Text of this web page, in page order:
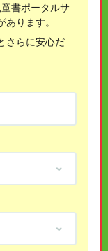
書ポータルサ
ります。
さらに安心だ